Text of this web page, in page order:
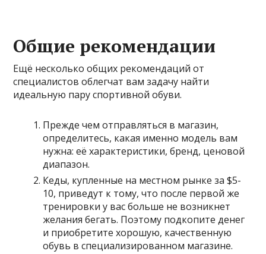
Общие рекомендации
Ещё несколько общих рекомендаций от
специалистов облегчат вам задачу найти
идеальную пару спортивной обуви.
Прежде чем отправляться в магазин,
определитесь, какая именно модель вам
нужна: её характеристики, бренд, ценовой
диапазон.
Кеды, купленные на местном рынке за $5-
10, приведут к тому, что после первой же
тренировки у вас больше не возникнет
желания бегать. Поэтому подкопите денег
и приобретите хорошую, качественную
обувь в специализированном магазине.